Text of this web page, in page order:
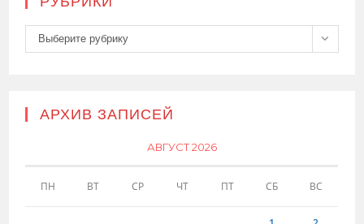
Рубрики
Выберите рубрику
АРХИВ ЗАПИСЕЙ
АВГУСТ 2026
ПН ВТ СР ЧТ ПТ СБ ВС